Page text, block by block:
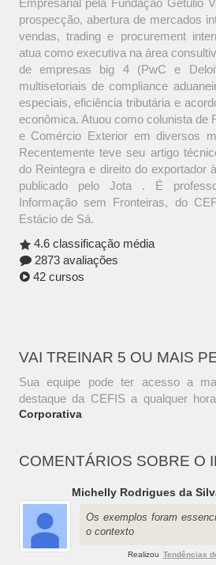
Empresarial pela Fundação Getúlio
prospecção, abertura de mercados
vendas, trading e procurement
atua como executiva na área
de empresas big 4 (PwC e
multisetoriais de compliance
especiais, eficiência tributária e
econômica. Atuou como colunista de
e Comércio Exterior em diversos
Recentemente teve seu artigo
do Reintegra e direito do exportador
publicado pelo Jota . É
Informação sem Fronteiras, do
Estácio de Sá.
4.6 classificação média
2873 avaliações
42 cursos
VAI TREINAR 5 OU MAIS
Sua equipe pode ter acesso a
destaque da CEFIS a qualquer
Corporativa
COMENTÁRIOS SOBRE O
Michelly Rodrigues da
Os exemplos foram
o contexto
Realizou Tendências